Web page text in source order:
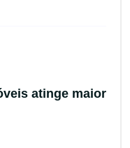
atinge maior